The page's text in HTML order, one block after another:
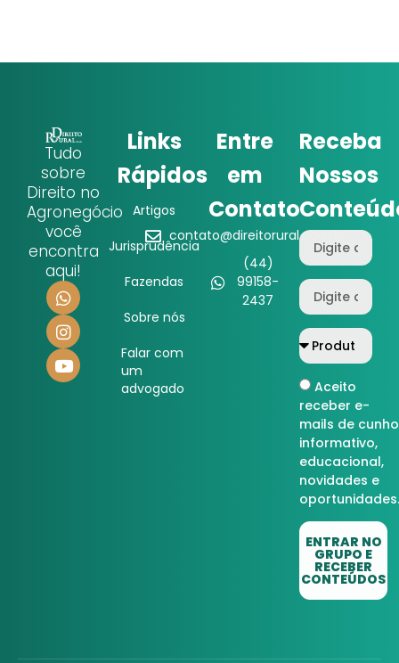
Tudo
sobre
Direito no
Agronegócio
você
encontra
aqui!
Links
Rápidos
Artigos
Jurisprudência
Fazendas
Sobre nós
Falar com
um
advogado
Entre
em
Contato
contato@direitorural.com.br
(44)
99158-
2437
Receba
Nossos
Aceito
receber e-
mails de cunho
informativo,
educacional,
novidades e
oportunidades.
ENTRAR NO
GRUPO E
RECEBER
CONTEÚDOS